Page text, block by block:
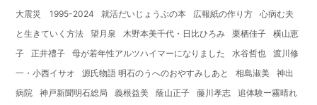
大震災 1995-2024
就活だいじょうぶの本 広報紙の作り方
心病む夫
と生きていく方法
望月泉 木野本美千代・日比ひろみ 栗栖佳子
横山恵
子
正井禮子 母が若年性アルツハイマーになりました 水谷哲也
渡川修
一・小西イサオ
源氏物語 明石のうへのおやすみしあと 相島淑美
神出
病院
神戸新聞明石総局 義根益美 蔭山正子 藤川孝志
追体験ー霧晴れ